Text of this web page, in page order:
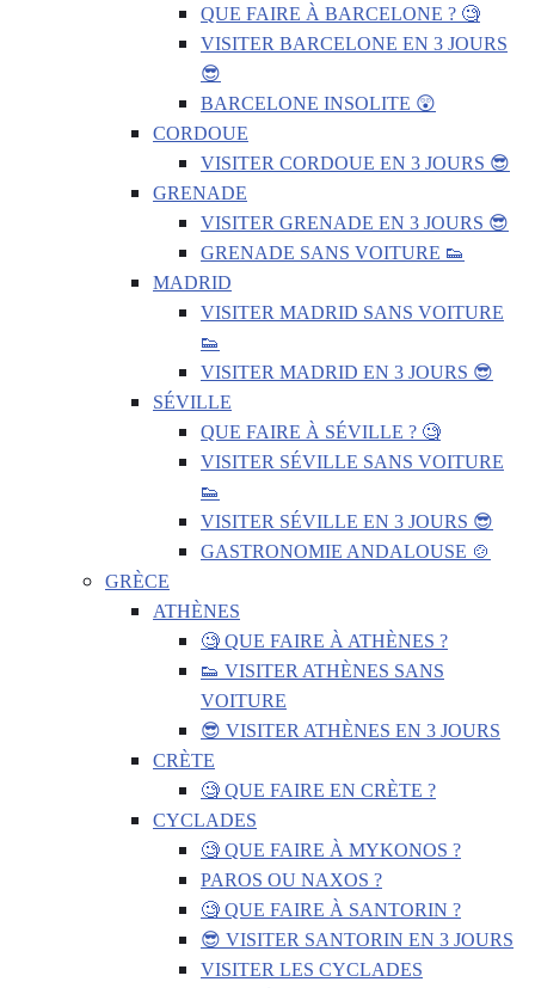
QUE FAIRE À BARCELONE ? 🧐
VISITER BARCELONE EN 3 JOURS
😎
BARCELONE INSOLITE 😲
CORDOUE
VISITER CORDOUE EN 3 JOURS 😎
GRENADE
VISITER GRENADE EN 3 JOURS 😎
GRENADE SANS VOITURE 👟
MADRID
VISITER MADRID SANS VOITURE
👟
VISITER MADRID EN 3 JOURS 😎
SÉVILLE
QUE FAIRE À SÉVILLE ? 🧐
VISITER SÉVILLE SANS VOITURE
👟
VISITER SÉVILLE EN 3 JOURS 😎
GASTRONOMIE ANDALOUSE 🍲
GRÈCE
ATHÈNES
🧐 QUE FAIRE À ATHÈNES ?
👟 VISITER ATHÈNES SANS
VOITURE
😎 VISITER ATHÈNES EN 3 JOURS
CRÈTE
🧐 QUE FAIRE EN CRÈTE ?
CYCLADES
🧐 QUE FAIRE À MYKONOS ?
PAROS OU NAXOS ?
🧐 QUE FAIRE À SANTORIN ?
😎 VISITER SANTORIN EN 3 JOURS
VISITER LES CYCLADES